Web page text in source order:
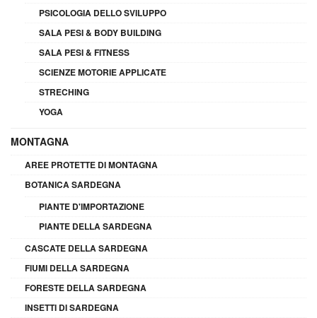
PSICOLOGIA DELLO SVILUPPO
SALA PESI & BODY BUILDING
SALA PESI & FITNESS
SCIENZE MOTORIE APPLICATE
STRECHING
YOGA
MONTAGNA
AREE PROTETTE DI MONTAGNA
BOTANICA SARDEGNA
PIANTE D'IMPORTAZIONE
PIANTE DELLA SARDEGNA
CASCATE DELLA SARDEGNA
FIUMI DELLA SARDEGNA
FORESTE DELLA SARDEGNA
INSETTI DI SARDEGNA